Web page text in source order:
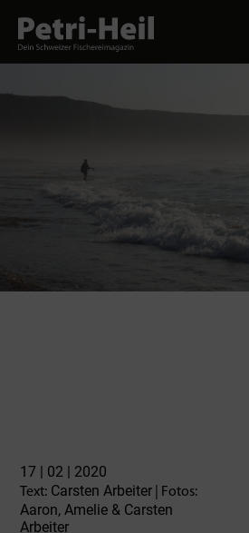
17 | 02 | 2020
Text: Carsten Arbeiter | Fotos:
Aaron, Amelie & Carsten
Arbeiter